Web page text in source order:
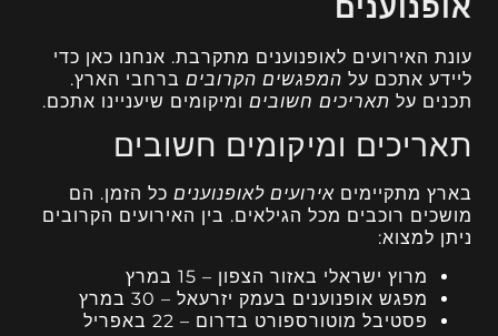
אופנוענים
עונת האירועים לאופנוענים מתקרבת. אנחנו כאן כדי
ליידע אתכם על המפגשים הקרובים ברחבי הארץ.
תכנים על תאריכים חשובים ומיקומים שיעניינו אתכם.
תאריכים ומיקומים חשובים
בארץ מתקיימיםאירועים לאופנוענים כל הזמן. הם
מושכים רוכבים מכל הגילאים. בין האירועים הקרובים
ניתן למצוא:
מרוץ ישראלי באזור הצפון – 15 במרץ
מפגש אופנוענים בעמק יזרעאל – 30 במרץ
פסטיבל מוטורספורט בדרום – 22 באפריל